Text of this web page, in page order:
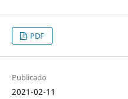
PDF
Publicado
2021-02-11